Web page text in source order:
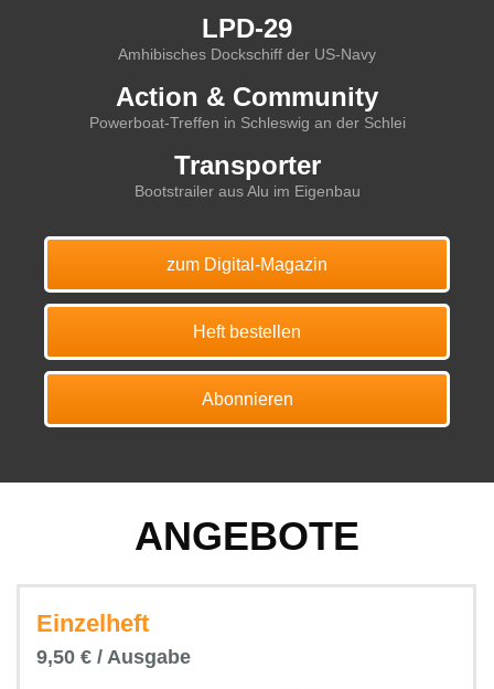
LPD-29
Amhibisches Dockschiff der US-Navy
Action & Community
Powerboat-Treffen in Schleswig an der Schlei
Transporter
Bootstrailer aus Alu im Eigenbau
zum Digital-Magazin
Heft bestellen
Abonnieren
ANGEBOTE
Einzelheft
9,50 € / Ausgabe